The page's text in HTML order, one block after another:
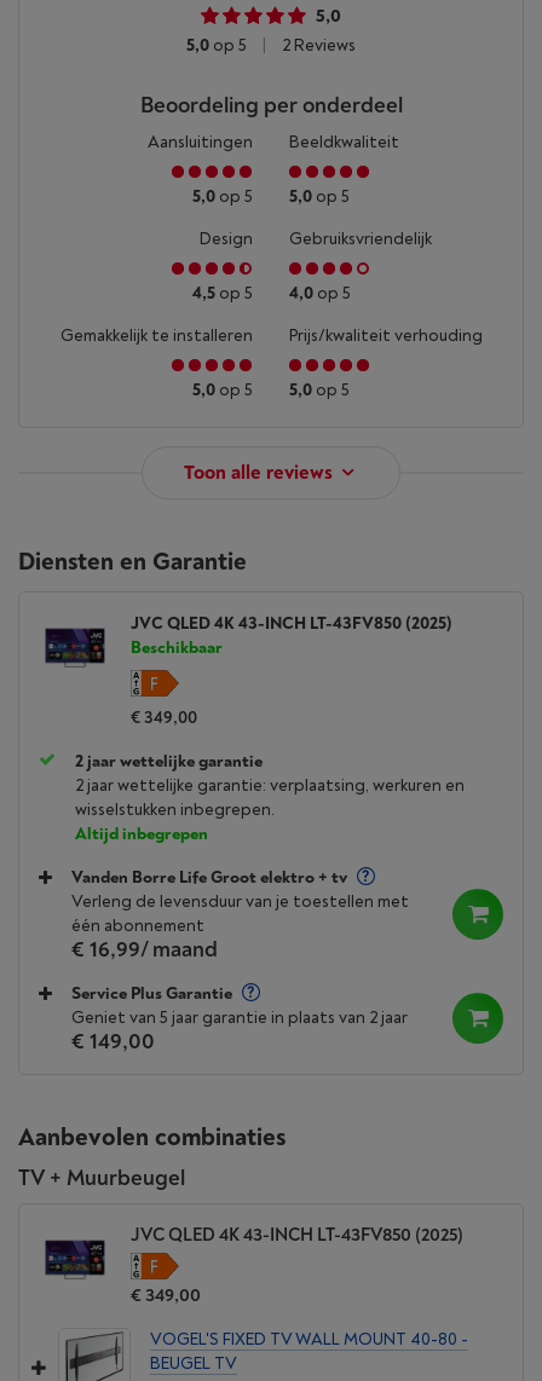
5,0
5,0 op 5 2 Reviews
Beoordeling per onderdeel
Aansluitingen
5,0 op 5
Beeldkwaliteit
5,0 op 5
Design
4,5 op 5
Gebruiksvriendelijk
4,0 op 5
Gemakkelijk te installeren
5,0 op 5
Prijs/kwaliteit verhouding
5,0 op 5
Toon alle reviews
Diensten en Garantie
JVC QLED 4K 43-INCH LT-43FV850 (2025)
Beschikbaar
€ 349,00
2 jaar wettelijke garantie
2 jaar wettelijke garantie: verplaatsing, werkuren en
wisselstukken inbegrepen.
Altijd inbegrepen
Vanden Borre Life Groot elektro + tv
Verleng de levensduur van je toestellen met
één abonnement
€ 16,99/ maand
Service Plus Garantie
Geniet van 5 jaar garantie in plaats van 2 jaar
€ 149,00
Aanbevolen combinaties
TV + Muurbeugel
JVC QLED 4K 43-INCH LT-43FV850 (2025)
€ 349,00
VOGEL'S FIXED TV WALL MOUNT 40-80 -
BEUGEL TV